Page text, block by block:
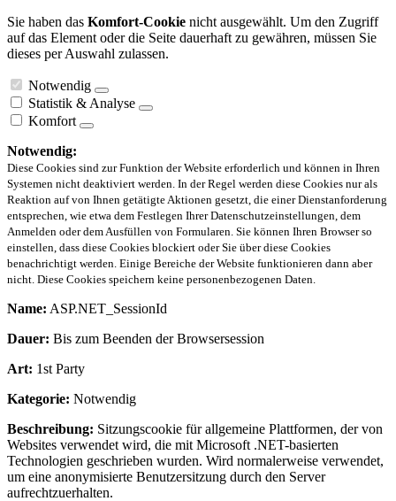
Sie haben das Komfort-Cookie nicht ausgewählt. Um den Zugriff
auf das Element oder die Seite dauerhaft zu gewähren, müssen Sie
dieses per Auswahl zulassen.
Notwendig
Statistik & Analyse
Komfort
Notwendig:
Diese Cookies sind zur Funktion der Website erforderlich und können in Ihren
Systemen nicht deaktiviert werden. In der Regel werden diese Cookies nur als
Reaktion auf von Ihnen getätigte Aktionen gesetzt, die einer Dienstanforderung
entsprechen, wie etwa dem Festlegen Ihrer Datenschutzeinstellungen, dem
Anmelden oder dem Ausfüllen von Formularen. Sie können Ihren Browser so
einstellen, dass diese Cookies blockiert oder Sie über diese Cookies
benachrichtigt werden. Einige Bereiche der Website funktionieren dann aber
nicht. Diese Cookies speichern keine personenbezogenen Daten.
Name: ASP.NET_SessionId
Dauer: Bis zum Beenden der Browsersession
Art: 1st Party
Kategorie: Notwendig
Beschreibung: Sitzungscookie für allgemeine Plattformen, der von
Websites verwendet wird, die mit Microsoft .NET-basierten
Technologien geschrieben wurden. Wird normalerweise verwendet,
um eine anonymisierte Benutzersitzung durch den Server
aufrechtzuerhalten.